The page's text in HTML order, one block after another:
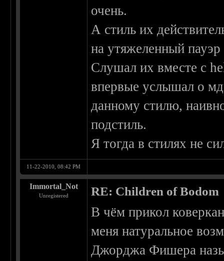
очень.
А стиль их
на утяжеленный
Слушал их вместе с
впервые услышал о
данному стилю,
подстиль.
Я тогда в стилях не
11-22-2010, 08:42 PM
Immortal_Not
Unregistered RE: Children of Bodom
В чём прикол
меня натуральное
Джорджа Фишера